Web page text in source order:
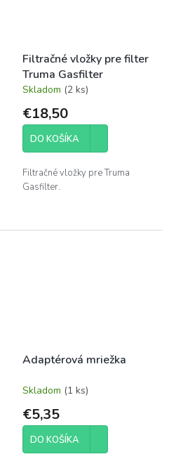
Filtračné vložky pre filter
Truma Gasfilter
Skladom (2 ks)
€18,50
DO KOŠÍKA
Filtračné vložky pre Truma
Gasfilter.
Adaptérová mriežka
Skladom (1 ks)
€5,35
DO KOŠÍKA